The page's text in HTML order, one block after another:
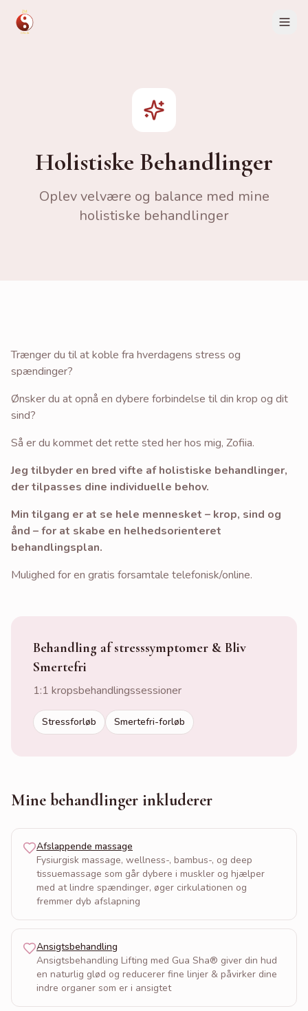
Wellnessmassage
Bambusmassage
Deep Tissue
Firmamassage
Massage til Små Firmaer
Udkørende Massage
Forløb
Stresssymptomer
Priser
Book tid
Holistiske Behandlinger
Oplev velvære og balance med mine
holistiske behandlinger
Trænger du til at koble fra hverdagens stress og
spændinger?
Ønsker du at opnå en dybere forbindelse til din krop og dit
sind?
Så er du kommet det rette sted her hos mig, Zofiia.
Jeg tilbyder en bred vifte af holistiske behandlinger,
der tilpasses dine individuelle behov.
Min tilgang er at se hele mennesket – krop, sind og
ånd – for at skabe en helhedsorienteret
behandlingsplan.
Mulighed for en gratis forsamtale telefonisk/online.
Behandling af stresssymptomer & Bliv
Smertefri
1:1 kropsbehandlingssessioner
Stressforløb Smertefri-forløb
Mine behandlinger inkluderer
Afslappende massage
Fysiurgisk massage, wellness-, bambus-, og deep
tissuemassage som går dybere i muskler og hjælper
med at lindre spændinger, øger cirkulationen og
fremmer dyb afslapning
Ansigtsbehandling
Ansigtsbehandling Lifting med Gua Sha®️ giver din hud
en naturlig glød og reducerer fine linjer & påvirker dine
indre organer som er i ansigtet